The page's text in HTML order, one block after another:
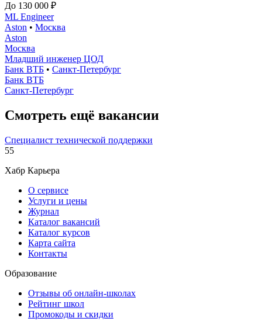
До 130 000 ₽
ML Engineer
Aston • Москва
Aston
Москва
Младший инженер ЦОД
Банк ВТБ • Санкт-Петербург
Банк ВТБ
Санкт-Петербург
Смотреть ещё вакансии
Специалист технической поддержки
55
Хабр Карьера
О сервисе
Услуги и цены
Журнал
Каталог вакансий
Каталог курсов
Карта сайта
Контакты
Образование
Отзывы об онлайн-школах
Рейтинг школ
Промокоды и скидки